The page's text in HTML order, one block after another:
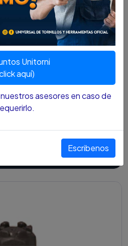
Cotízalo
Unitorni
aquí)
asesores en caso de
Escribenos